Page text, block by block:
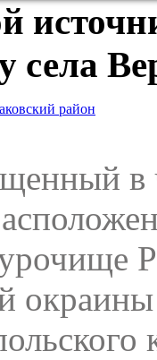
села
район
в